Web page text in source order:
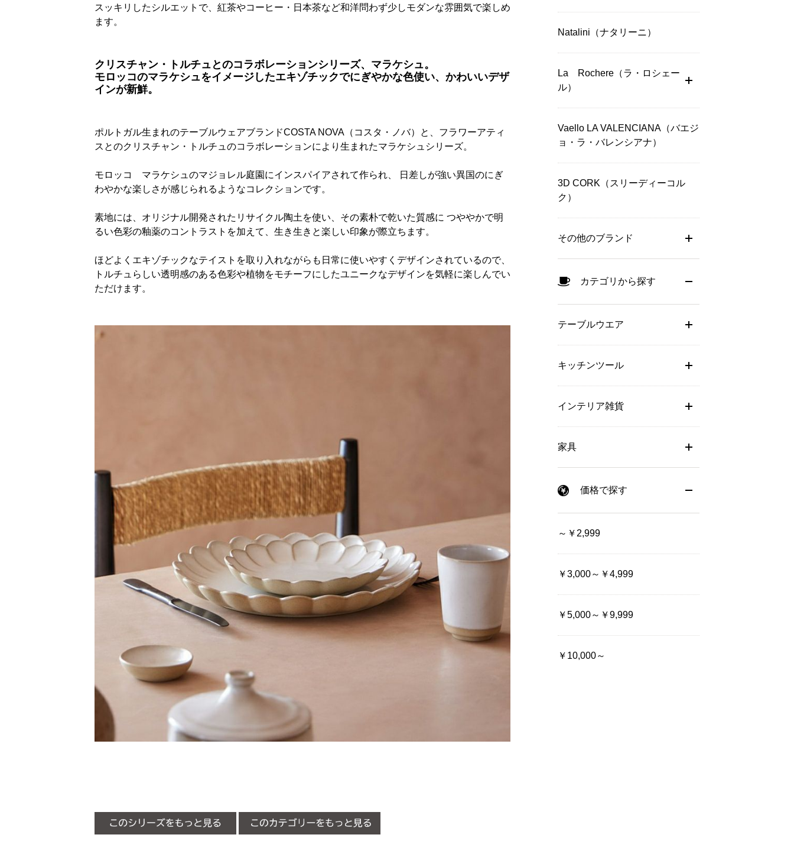
スッキリしたシルエットで、紅茶やコーヒー・日本茶など和洋問わず少しモダンな雰囲気で楽しめ
ます。
クリスチャン・トルチュとのコラボレーションシリーズ、マラケシュ。
モロッコのマラケシュをイメージしたエキゾチックでにぎやかな色使い、かわいいデザ
インが新鮮。
ポルトガル生まれのテーブルウェアブランドCOSTA NOVA（コスタ・ノバ）と、フラワーアティ
スとのクリスチャン・トルチュのコラボレーションにより生まれたマラケシュシリーズ。
モロッコ マラケシュのマジョレル庭園にインスパイアされて作られ、 日差しが強い異国のにぎ
わやかな楽しさが感じられるようなコレクションです。
素地には、オリジナル開発されたリサイクル陶土を使い、その素朴で乾いた質感に つややかで明
るい色彩の釉薬のコントラストを加えて、生き生きと楽しい印象が際立ちます。
ほどよくエキゾチックなテイストを取り入れながらも日常に使いやすくデザインされているので、
トルチュらしい透明感のある色彩や植物をモチーフにしたユニークなデザインを気軽に楽しんでい
ただけます。
Natalini（ナタリーニ）
La Rochere（ラ・ロシェー
ル）
Vaello LA VALENCIANA（バエジ
ョ・ラ・バレンシアナ）
3D CORK（スリーディーコル
ク）
その他のブランド
カテゴリから探す
テーブルウエア
キッチンツール
インテリア雑貨
家具
価格で探す
～￥2,999
￥3,000～￥4,999
￥5,000～￥9,999
￥10,000～